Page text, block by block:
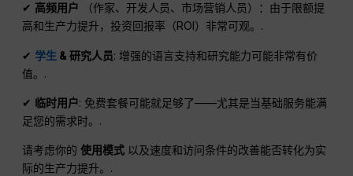
✔ 高频用户 （作家、开发人员、市场营销人员）：由于限额提
高和生产力提升，投资回报率（ROI）非常可观。.
✔ 学生 & 研究人员: 增强的语言支持和研究能力可能非常有价
值。.
✔ 临时用户: 免费套餐可能就足够了——尤其是当基础服务能满
足您的需求时。.
请考虑你的使用模式 以及速度和访问条件的改善能否转化为实
际的生产力提升。.